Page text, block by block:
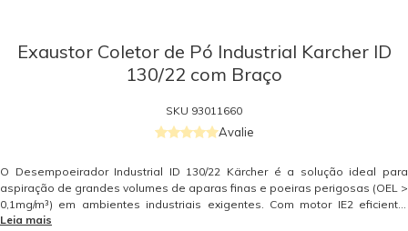
Exaustor Coletor de Pó Industrial Karcher ID
130/22 com Braço
SKU 93011660
Avalie
O Desempoeirador Industrial ID 130/22 Kärcher é a solução ideal para
aspiração de grandes volumes de aparas finas e poeiras perigosas (OEL >
0,1mg/m³) em ambientes industriais exigentes. Com motor IE2 eficiente,
oferece operação contínua em três turnos, garantindo desempenho
Leia mais